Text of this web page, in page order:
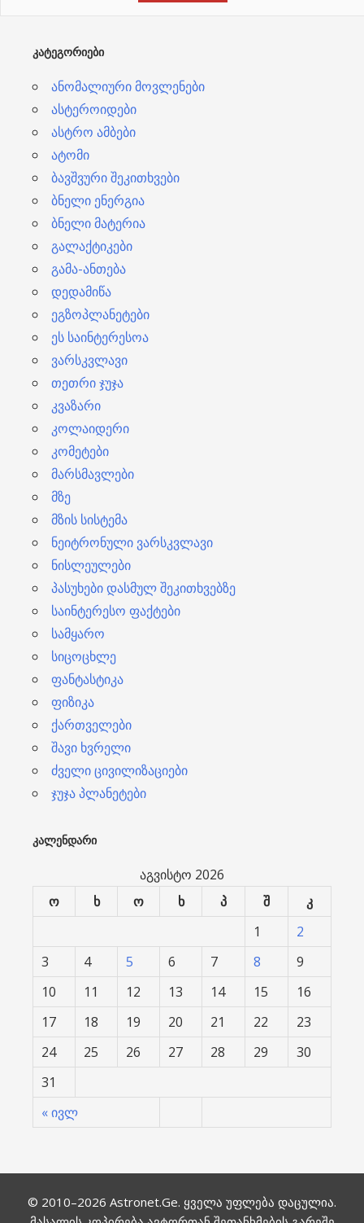
ᲙᲐᲢᲔᲒᲝᲠᲘᲔᲑᲘ
ანომალიური მოვლენები
ასტეროიდები
ასტრო ამბები
ატომი
ბავშვური შეკითხვები
ბნელი ენერგია
ბნელი მატერია
გალაქტიკები
გამა-ანთება
დედამიწა
ეგზოპლანეტები
ეს საინტერესოა
ვარსკვლავი
თეთრი ჯუჯა
კვაზარი
კოლაიდერი
კომეტები
მარსმავლები
მზე
მზის სისტემა
ნეიტრონული ვარსკვლავი
ნისლეულები
პასუხები დასმულ შეკითხვებზე
საინტერესო ფაქტები
სამყარო
სიცოცხლე
ფანტასტიკა
ფიზიკა
ქართველები
შავი ხვრელი
ძველი ცივილიზაციები
ჯუჯა პლანეტები
ᲙᲐᲚᲔᲜᲓᲐᲠᲘ
აგვისტო 2026
ო
ხ ო ხ პ შ კ
« ივლ
1
2
3
4 5 6 7 8
9
10
11 12 13 14 15
16
17
18 19 20 21 22
23
24
25 26 27 28 29
30
31
© 2010–2026 Astronet.Ge. ყველა უფლება დაცულია.